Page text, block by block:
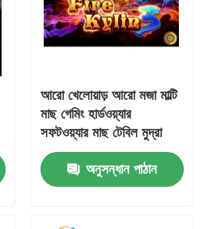
আরো খেলোয়াড় আরো মজা মাল্টি
মাছ গেমিং হার্ডওয়্যার
সফটওয়্যার মাছ টেবিল মুদ্রা
অপারেটেড খেলা
অনুসন্ধান পাঠান